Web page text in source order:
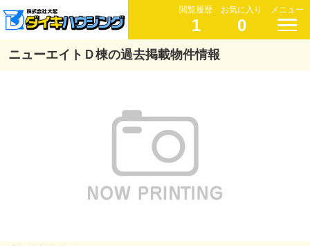
閲覧履歴
1
お気に入り
0
メニュー
ニューエイトＤ棟の過去掲載物件情報